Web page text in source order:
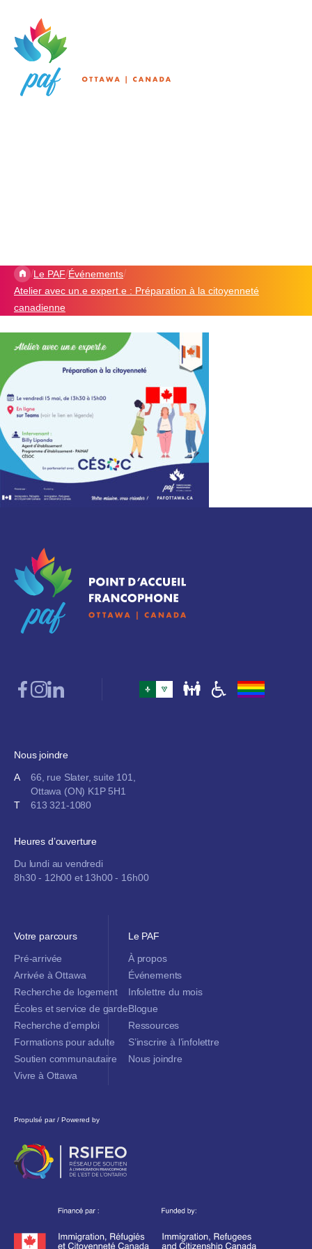
/Le PAF/Événements/
Atelier avec un.e expert.e : Préparation à la citoyenneté
canadienne
Nous joindre
A
66, rue Slater, suite 101,
Ottawa (ON) K1P 5H1
T
613 321-1080
Heures d’ouverture
Du lundi au vendredi
8h30 - 12h00 et 13h00 - 16h00
Votre parcours
Pré-arrivée
Arrivée à Ottawa
Recherche de logement
Écoles et service de garde
Recherche d’emploi
Formations pour adulte
Soutien communautaire
Vivre à Ottawa
Le PAF
À propos
Événements
Infolettre du mois
Blogue
Ressources
S’inscrire à l’infolettre
Nous joindre
Propulsé par / Powered by